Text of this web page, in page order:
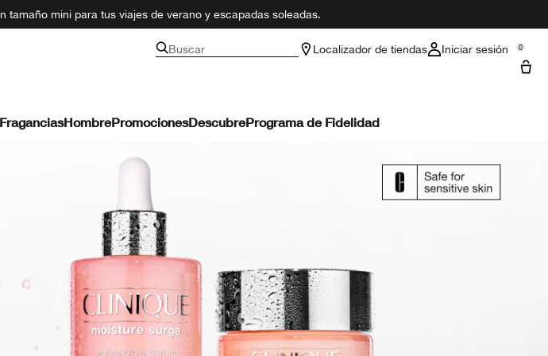
mini para tus viajes de verano y escapadas soleadas.
Buscar Localizador de tiendas Iniciar sesión 0
FraganciasHombrePromocionesDescubrePrograma de Fidelidad